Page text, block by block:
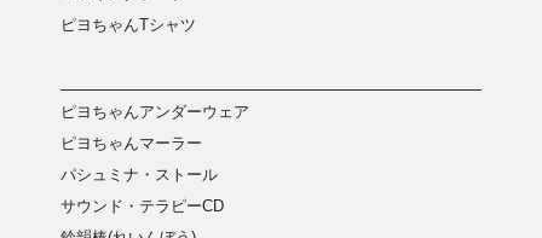
ピヨちゃんTシャツ
ピヨちゃんアンダーウェア
ピヨちゃんマーラー
パシュミナ・ストール
サウンド・テラピーCD